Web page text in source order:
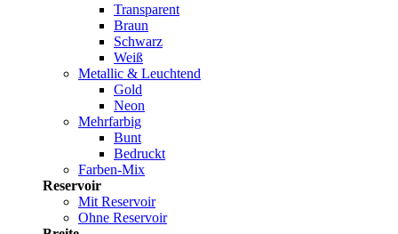
Transparent
Braun
Schwarz
Weiß
Metallic & Leuchtend
Gold
Neon
Mehrfarbig
Bunt
Bedruckt
Farben-Mix
Reservoir
Mit Reservoir
Ohne Reservoir